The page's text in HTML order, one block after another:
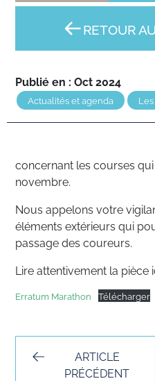
RETOUR
Publié en : Oct 2024
Actualités et agenda
concernant les courses
novembre.
Nous appelons votre
éléments extérieurs qui
passage des coureurs.
Lire attentivement la pièce
Erratum Marathon Télécharger
ARTICLE
PRÉCÉDENT